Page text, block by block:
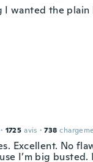
I wanted the
· 1725 avis · 738
Excellent. No
I’m big